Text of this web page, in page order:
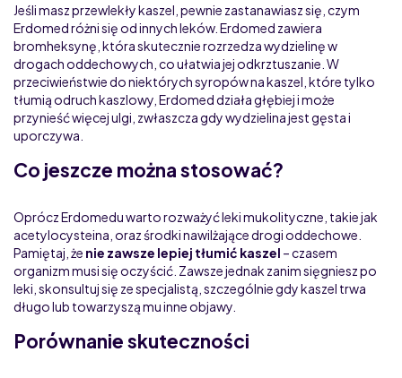
Jeśli masz przewlekły kaszel, pewnie zastanawiasz się, czym
Erdomed różni się od innych leków. Erdomed zawiera
bromheksynę, która skutecznie rozrzedza wydzielinę w
drogach oddechowych, co ułatwia jej odkrztuszanie. W
przeciwieństwie do niektórych syropów na kaszel, które tylko
tłumią odruch kaszlowy, Erdomed działa głębiej i może
przynieść więcej ulgi, zwłaszcza gdy wydzielina jest gęsta i
uporczywa.
Co jeszcze można stosować?
Oprócz Erdomedu warto rozważyć leki mukolityczne, takie jak
acetylocysteina, oraz środki nawilżające drogi oddechowe.
Pamiętaj, że nie zawsze lepiej tłumić kaszel – czasem
organizm musi się oczyścić. Zawsze jednak zanim sięgniesz po
leki, skonsultuj się ze specjalistą, szczególnie gdy kaszel trwa
długo lub towarzyszą mu inne objawy.
Porównanie skuteczności